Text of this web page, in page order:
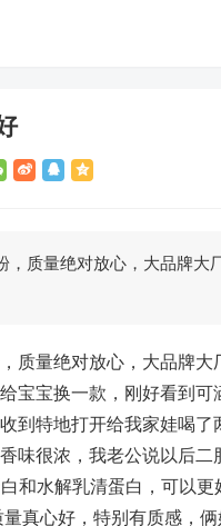
质量绝对放心，大品牌大
质量绝对放心，大品牌大
宝宝换一款，刚好看到可
到特地打开给我家娃喝了
味很浓，我老公说以后二
和水解乳清蛋白，可以更
真心好，特别有质感，